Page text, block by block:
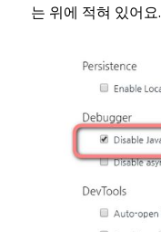
는 위에 적혀 있어요.